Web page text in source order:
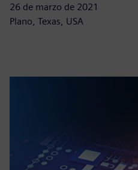
26 de marzo de 2021
Plano, Texas, USA